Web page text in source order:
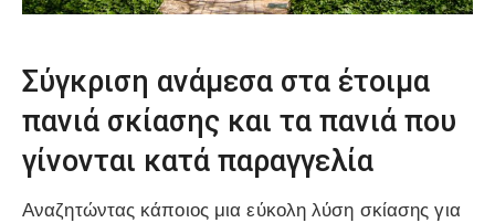
Σύγκριση ανάμεσα στα έτοιμα
πανιά σκίασης και τα πανιά που
γίνονται κατά παραγγελία
Αναζητώντας κάποιος μια εύκολη λύση σκίασης για